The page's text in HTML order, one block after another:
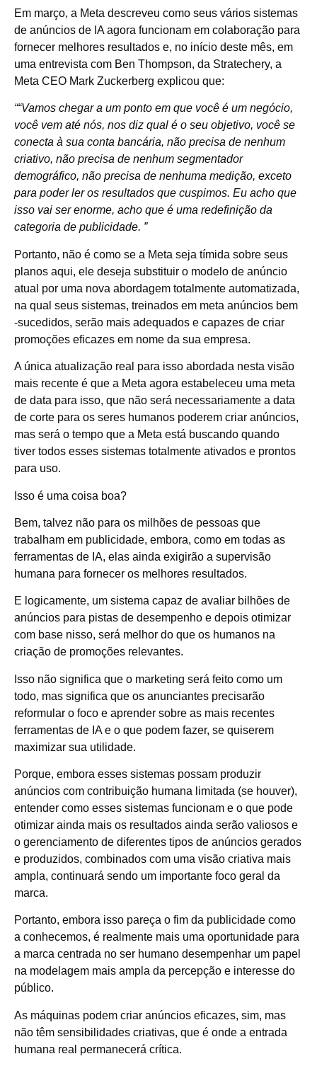
Em março, a Meta descreveu como seus vários sistemas
de anúncios de IA agora funcionam em colaboração para
fornecer melhores resultados e, no início deste mês, em
uma entrevista com Ben Thompson, da Stratechery, a
Meta CEO Mark Zuckerberg explicou que:
““Vamos chegar a um ponto em que você é um negócio,
você vem até nós, nos diz qual é o seu objetivo, você se
conecta à sua conta bancária, não precisa de nenhum
criativo, não precisa de nenhum segmentador
demográfico, não precisa de nenhuma medição, exceto
para poder ler os resultados que cuspimos. Eu acho que
isso vai ser enorme, acho que é uma redefinição da
categoria de publicidade. ”
Portanto, não é como se a Meta seja tímida sobre seus
planos aqui, ele deseja substituir o modelo de anúncio
atual por uma nova abordagem totalmente automatizada,
na qual seus sistemas, treinados em meta anúncios bem
-sucedidos, serão mais adequados e capazes de criar
promoções eficazes em nome da sua empresa.
A única atualização real para isso abordada nesta visão
mais recente é que a Meta agora estabeleceu uma meta
de data para isso, que não será necessariamente a data
de corte para os seres humanos poderem criar anúncios,
mas será o tempo que a Meta está buscando quando
tiver todos esses sistemas totalmente ativados e prontos
para uso.
Isso é uma coisa boa?
Bem, talvez não para os milhões de pessoas que
trabalham em publicidade, embora, como em todas as
ferramentas de IA, elas ainda exigirão a supervisão
humana para fornecer os melhores resultados.
E logicamente, um sistema capaz de avaliar bilhões de
anúncios para pistas de desempenho e depois otimizar
com base nisso, será melhor do que os humanos na
criação de promoções relevantes.
Isso não significa que o marketing será feito como um
todo, mas significa que os anunciantes precisarão
reformular o foco e aprender sobre as mais recentes
ferramentas de IA e o que podem fazer, se quiserem
maximizar sua utilidade.
Porque, embora esses sistemas possam produzir
anúncios com contribuição humana limitada (se houver),
entender como esses sistemas funcionam e o que pode
otimizar ainda mais os resultados ainda serão valiosos e
o gerenciamento de diferentes tipos de anúncios gerados
e produzidos, combinados com uma visão criativa mais
ampla, continuará sendo um importante foco geral da
marca.
Portanto, embora isso pareça o fim da publicidade como
a conhecemos, é realmente mais uma oportunidade para
a marca centrada no ser humano desempenhar um papel
na modelagem mais ampla da percepção e interesse do
público.
As máquinas podem criar anúncios eficazes, sim, mas
não têm sensibilidades criativas, que é onde a entrada
humana real permanecerá crítica.